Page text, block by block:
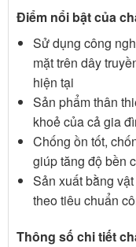
Điểm nổi bật của
Sử dụng công
mặt trên dây
hiện tại
Sản phẩm thân
khoẻ của cả gia
Chống ồn tốt,
giúp tăng độ bền
Sản xuất bằng
theo tiêu chuẩn
Thông số chi tiết